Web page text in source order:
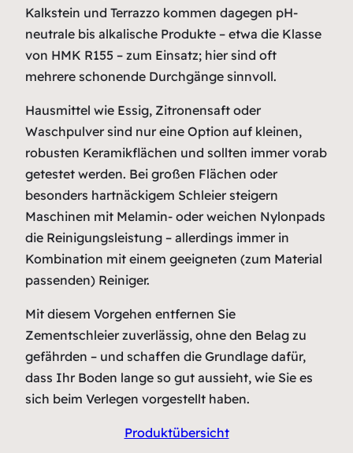
Kalkstein und Terrazzo kommen dagegen pH-
neutrale bis alkalische Produkte – etwa die Klasse
von HMK R155 – zum Einsatz; hier sind oft
mehrere schonende Durchgänge sinnvoll.
Hausmittel wie Essig, Zitronensaft oder
Waschpulver sind nur eine Option auf kleinen,
robusten Keramikflächen und sollten immer vorab
getestet werden. Bei großen Flächen oder
besonders hartnäckigem Schleier steigern
Maschinen mit Melamin- oder weichen Nylonpads
die Reinigungsleistung – allerdings immer in
Kombination mit einem geeigneten (zum Material
passenden) Reiniger.
Mit diesem Vorgehen entfernen Sie
Zementschleier zuverlässig, ohne den Belag zu
gefährden – und schaffen die Grundlage dafür,
dass Ihr Boden lange so gut aussieht, wie Sie es
sich beim Verlegen vorgestellt haben.
Produktübersicht